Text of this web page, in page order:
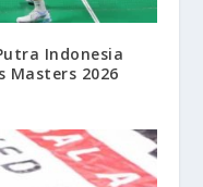
Indonesia
Masters 2026